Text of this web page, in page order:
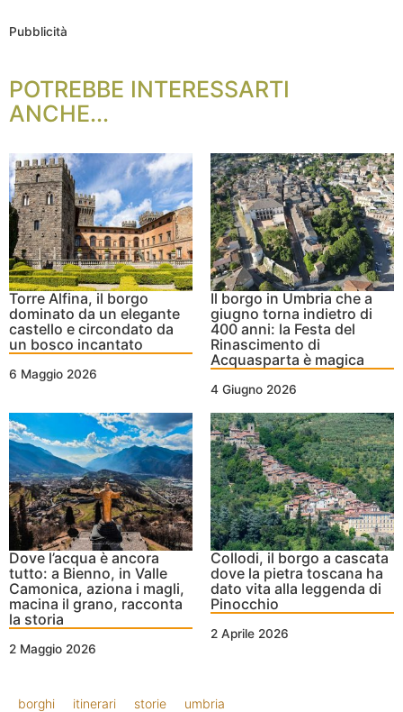
Pubblicità
POTREBBE INTERESSARTI
ANCHE...
Torre Alfina, il borgo
dominato da un elegante
castello e circondato da
un bosco incantato
6 Maggio 2026
Il borgo in Umbria che a
giugno torna indietro di
400 anni: la Festa del
Rinascimento di
Acquasparta è magica
4 Giugno 2026
Dove l’acqua è ancora
tutto: a Bienno, in Valle
Camonica, aziona i magli,
macina il grano, racconta
la storia
2 Maggio 2026
Collodi, il borgo a cascata
dove la pietra toscana ha
dato vita alla leggenda di
Pinocchio
2 Aprile 2026
borghi itinerari storie umbria